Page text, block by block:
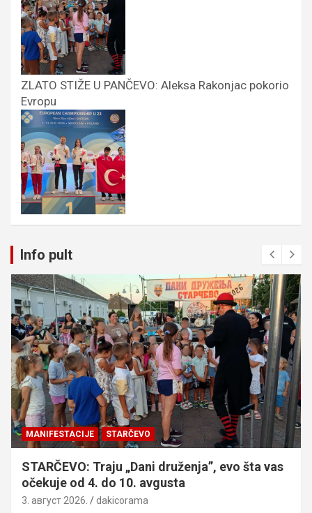
ZLATO STIŽE U PANČEVO: Aleksa Rakonjac pokorio
Evropu
Info pult
MANIFESTACIJE STARČEVO
STARČEVO: Traju „Dani druženja”, evo šta vas
očekuje od 4. do 10. avgusta
3. август 2026. dakicorama